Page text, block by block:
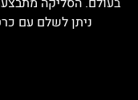
ניתן לשלם עם